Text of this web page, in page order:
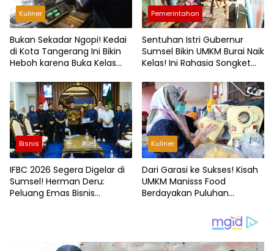
Kuliner
Bukan Sekadar Ngopi! Kedai
di Kota Tangerang Ini Bikin
Heboh karena Buka Kelas
Pemerintahan
Sentuhan Istri Gubernur
Sumsel Bikin UMKM Burai Naik
Kelas! Ini Rahasia Songket
Bisnis
IFBC 2026 Segera Digelar di
Sumsel! Herman Deru:
Peluang Emas Bisnis
Kuliner
Dari Garasi ke Sukses! Kisah
UMKM Manisss Food
Berdayakan Puluhan